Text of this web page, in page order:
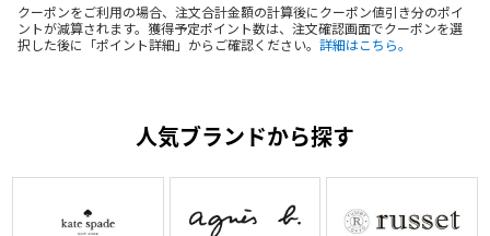
クーポンをご利用の場合、注文合計金額の計算後にクーポン値引き分のポイ
ントが減算されます。獲得予定ポイント数は、注文確認画面でクーポンを選
択した後に「ポイント詳細」からご確認ください。 詳細はこちら。
人気ブランドから探す